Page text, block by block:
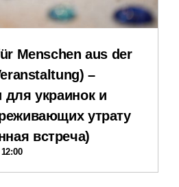
Menschen aus der
–
для украинок и
утрату
встреча)
12:00